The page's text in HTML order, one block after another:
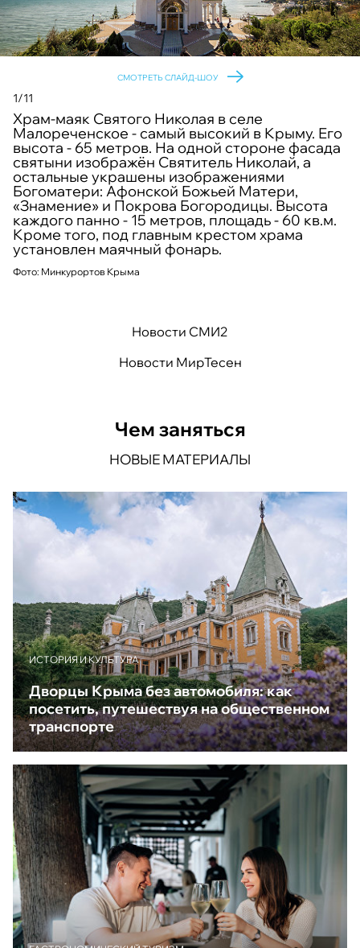
СМОТРЕТЬ СЛАЙД-ШОУ
1/11
Храм-маяк Святого Николая в селе
Малореченское - самый высокий в Крыму. Его
высота - 65 метров. На одной стороне фасада
святыни изображён Святитель Николай, а
остальные украшены изображениями
Богоматери: Афонской Божьей Матери,
«Знамение» и Покрова Богородицы. Высота
каждого панно - 15 метров, площадь - 60 кв.м.
Кроме того, под главным крестом храма
установлен маячный фонарь.
Фото: Минкурортов Крыма
©
©
Новости СМИ2
Новости МирТесен
Чем заняться
НОВЫЕ МАТЕРИАЛЫ
ИСТОРИЯ И КУЛЬТУРА
Дворцы Крыма без автомобиля: как
посетить, путешествуя на общественном
транспорте